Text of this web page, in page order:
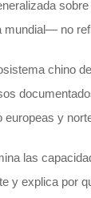
mundial— no
chino
europeas y
las
y explica por